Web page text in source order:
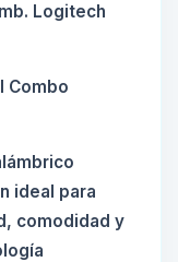
Logitech
Combo
ideal para
comodidad y